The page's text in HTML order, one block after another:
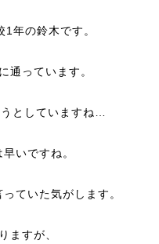
年の鈴木です。
通っています。
としていますね…
いですね。
ていた気がします。
ますが、